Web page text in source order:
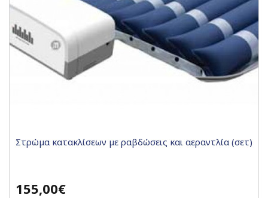
Στρώμα κατακλίσεων με ραβδώσεις και αεραντλία (σετ)
155,00€